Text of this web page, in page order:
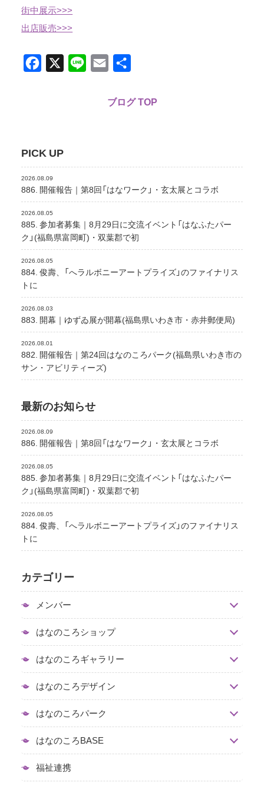
街中展示>>>
出店販売>>>
Facebook
X Line Email
ブログ TOP
PICK UP
2026.08.09
886. 開催報告｜第8回「はなワーク」・玄太展とコラボ
2026.08.05
885. 参加者募集｜8月29日に交流イベント「はなふたパー
ク」(福島県富岡町)・双葉郡で初
2026.08.05
884. 俊壽、「へラルボニーアートプライズ」のファイナリス
トに
2026.08.03
883. 開幕｜ゆずゐ展が開幕(福島県いわき市・赤井郵便局)
2026.08.01
882. 開催報告｜第24回はなのころパーク(福島県いわき市の
サン・アビリティーズ)
最新のお知らせ
2026.08.09
886. 開催報告｜第8回「はなワーク」・玄太展とコラボ
2026.08.05
885. 参加者募集｜8月29日に交流イベント「はなふたパー
ク」(福島県富岡町)・双葉郡で初
2026.08.05
884. 俊壽、「へラルボニーアートプライズ」のファイナリス
トに
カテゴリー
メンバー
はなのころショップ
はなのころギャラリー
はなのころデザイン
はなのころパーク
はなのころBASE
福祉連携